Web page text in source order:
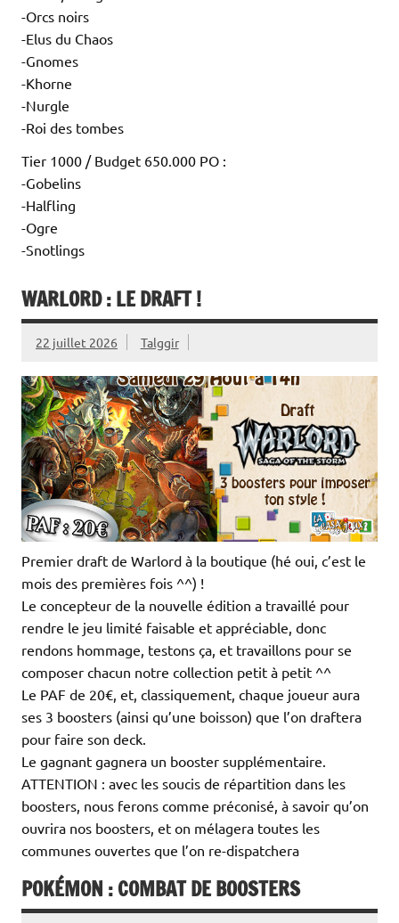
-Orcs noirs
-Elus du Chaos
-Gnomes
-Khorne
-Nurgle
-Roi des tombes
Tier 1000 / Budget 650.000 PO :
-Gobelins
-Halfling
-Ogre
-Snotlings
WARLORD : LE DRAFT !
22 juillet 2026 Talggir
Premier draft de Warlord à la boutique (hé oui, c’est le
mois des premières fois ^^) !
Le concepteur de la nouvelle édition a travaillé pour
rendre le jeu limité faisable et appréciable, donc
rendons hommage, testons ça, et travaillons pour se
composer chacun notre collection petit à petit ^^
Le PAF de 20€, et, classiquement, chaque joueur aura
ses 3 boosters (ainsi qu’une boisson) que l’on draftera
pour faire son deck.
Le gagnant gagnera un booster supplémentaire.
ATTENTION : avec les soucis de répartition dans les
boosters, nous ferons comme préconisé, à savoir qu’on
ouvrira nos boosters, et on mélagera toutes les
communes ouvertes que l’on re-dispatchera
POKÉMON : COMBAT DE BOOSTERS